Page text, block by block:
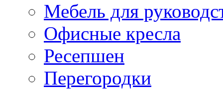
Мебель для
Офисные кресла
Ресепшен
Перегородки